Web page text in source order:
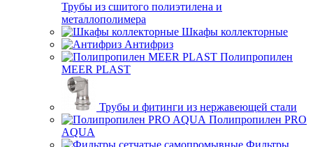
Трубы из сшитого полиэтилена и
металлополимера
Шкафы коллекторные
Антифриз
Полипропилен
MEER PLAST
Трубы и фитинги из нержавеющей стали
Полипропилен PRO
AQUA
Фильтры